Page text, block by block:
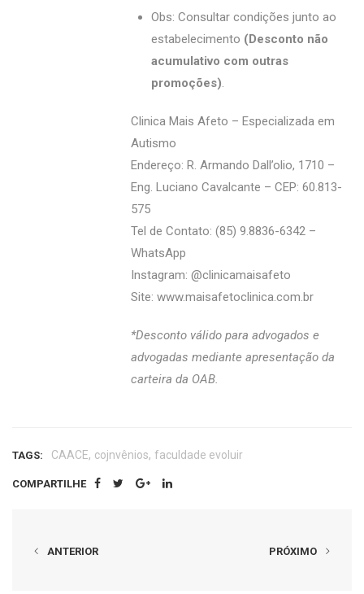
Obs: Consultar condições junto ao
estabelecimento (Desconto não
acumulativo com outras
promoções).
Clinica Mais Afeto – Especializada em
Autismo
Endereço: R. Armando Dall’olio, 1710 –
Eng. Luciano Cavalcante – CEP: 60.813-
575
Tel de Contato: (85) 9.8836-6342 –
WhatsApp
Instagram: @‌clinicamaisafeto
Site:www.maisafetoclinica.com.br
*Desconto válido para advogados e
advogadas mediante apresentação da
carteira da OAB.
TAGS: CAACE, cojnvênios, faculdade evoluir
COMPARTILHE
ANTERIOR PRÓXIMO